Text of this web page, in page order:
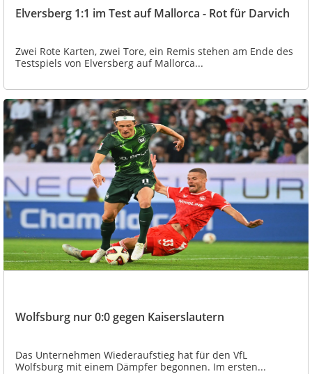
Elversberg 1:1 im Test auf Mallorca - Rot für Darvich
Zwei Rote Karten, zwei Tore, ein Remis stehen am Ende des
Testspiels von Elversberg auf Mallorca...
Wolfsburg nur 0:0 gegen Kaiserslautern
Das Unternehmen Wiederaufstieg hat für den VfL
Wolfsburg mit einem Dämpfer begonnen. Im ersten...